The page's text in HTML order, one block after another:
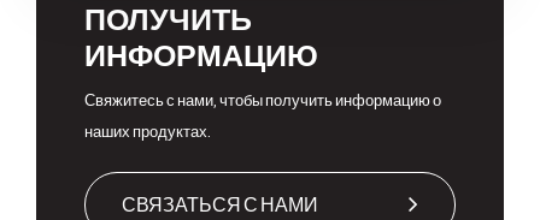
ПОЛУЧИТЬ
ИНФОРМАЦИЮ
Свяжитесь с нами, чтобы получить информацию о
наших продуктах.
СВЯЗАТЬСЯ С НАМИ